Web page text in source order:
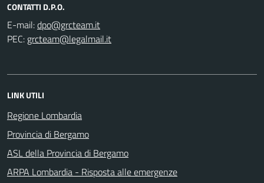
CONTATTI D.P.O.
E-mail:
PEC:
LINK UTILI
Regione Lombardia
Provincia di Bergamo
ASL della Provincia di Bergamo
ARPA Lombardia - Risposta alle emergenze